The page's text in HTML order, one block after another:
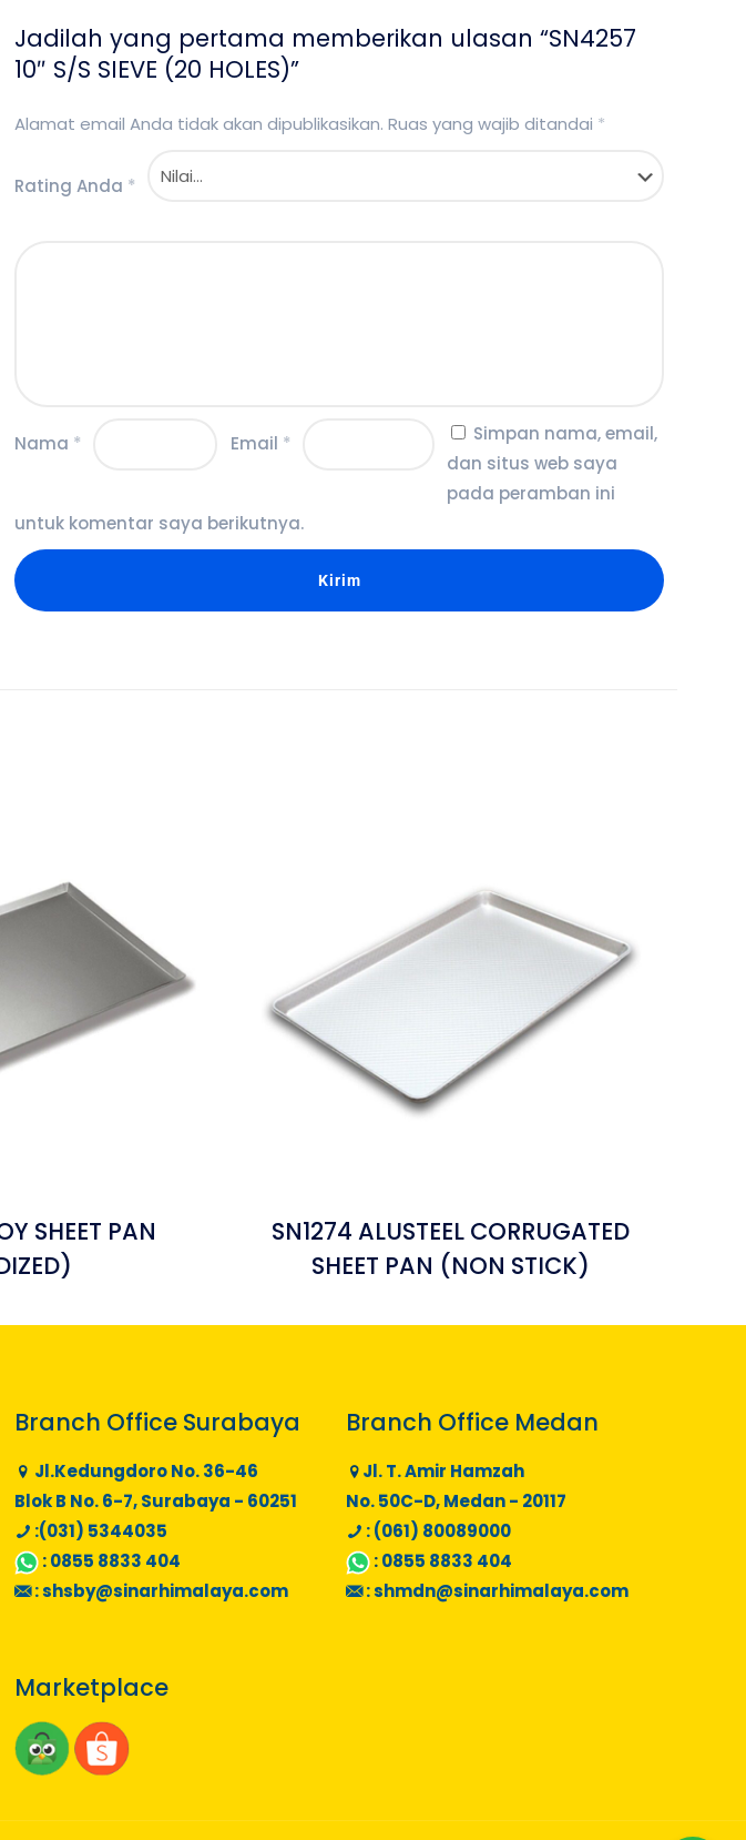
Jadilah yang pertama memberikan ulasan “SN4257
10″ S/S SIEVE (20 HOLES)”
Alamat email Anda tidak akan dipublikasikan. Ruas yang wajib ditandai *
Rating Anda *
Nama * Email *
Simpan nama, email,
dan situs web saya
pada peramban ini
untuk komentar saya berikutnya.
SHEET PAN
SN1274 ALUSTEEL CORRUGATED
SHEET PAN (NON STICK)
Branch Office Surabaya
Jl.Kedungdoro No. 36-46
Blok B No. 6-7, Surabaya - 60251
:(031) 5344035
:0855 8833 404
:shsby@sinarhimalaya.com
Branch Office Medan
Jl. T. Amir Hamzah
No. 50C-D, Medan - 20117
: (061) 80089000
:0855 8833 404
:shmdn@sinarhimalaya.com
Marketplace